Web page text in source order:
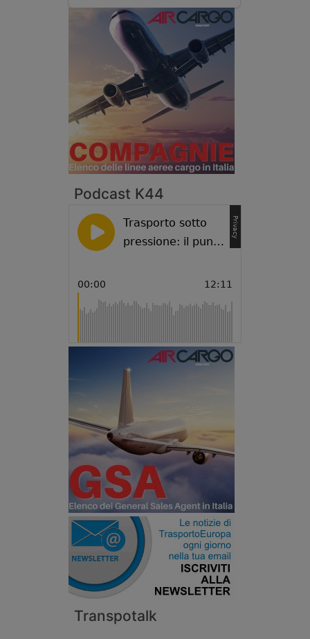
Podcast K44
Transpotalk